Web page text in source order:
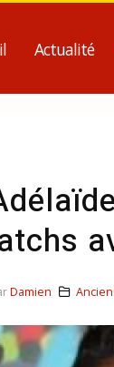
Actualité
Damien